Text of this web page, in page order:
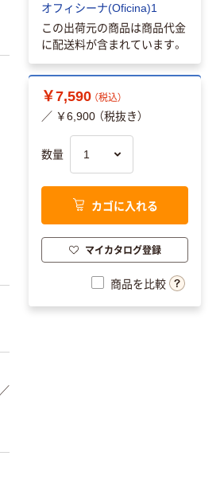
／
オフィシーナ(Oficina)1
この出荷元の商品は商品代金
に配送料が含まれています。
￥7,590 （税込）
／ ￥6,900 （税抜き）
数量
カゴに入れる
マイカタログ登録
商品を比較